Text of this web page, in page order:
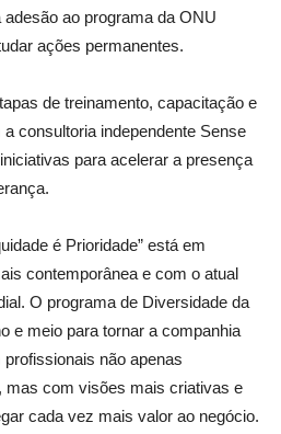
ao programa da ONU
ações permanentes.
de treinamento, capacitação e
consultoria independente Sense
para acelerar a presença
é Prioridade” está em
contemporânea e com o atual
O programa de Diversidade da
e meio para tornar a companhia
não apenas
mas com visões mais criativas e
cada vez mais valor ao negócio.